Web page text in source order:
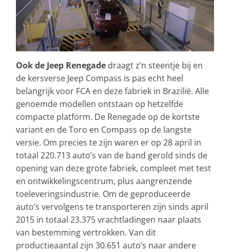
Ook de Jeep Renegade draagt z’n steentje bij en
de kersverse Jeep Compass is pas echt heel
belangrijk voor FCA en deze fabriek in Brazilië. Alle
genoemde modellen ontstaan op hetzelfde
compacte platform. De Renegade op de kortste
variant en de Toro en Compass op de langste
versie. Om precies te zijn waren er op 28 april in
totaal 220.713 auto’s van de band gerold sinds de
opening van deze grote fabriek, compleet met test
en ontwikkelingscentrum, plus aangrenzende
toeleveringsindustrie. Om de geproduceerde
auto’s vervolgens te transporteren zijn sinds april
2015 in totaal 23.375 vrachtladingen naar plaats
van bestemming vertrokken. Van dit
productieaantal zijn 30.651 auto’s naar andere